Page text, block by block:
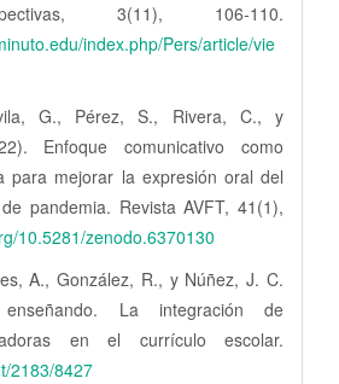
3(11), 106-110.
index.php/Pers/article/vie
G., Pérez, S., Rivera, C., y
Enfoque comunicativo como
para mejorar la expresión oral del
pandemia. Revista AVFT, 41(1),
10.5281/zenodo.6370130
A., González, R., y Núñez, J. C.
La integración de
en el currículo escolar.
2183/8427